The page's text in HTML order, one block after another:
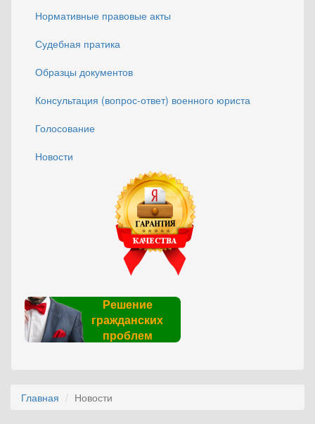
Нормативные правовые акты
Судебная пратика
Образцы документов
Консультация (вопрос-ответ) военного юриста
Голосование
Новости
Решение
гражданских
проблем
Главная Новости